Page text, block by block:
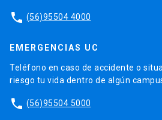
phone (56)95504 4000
EMERGENCIAS UC
Teléfono en caso de accidente o
riesgo tu vida dentro de algún
phone (56)95504 5000